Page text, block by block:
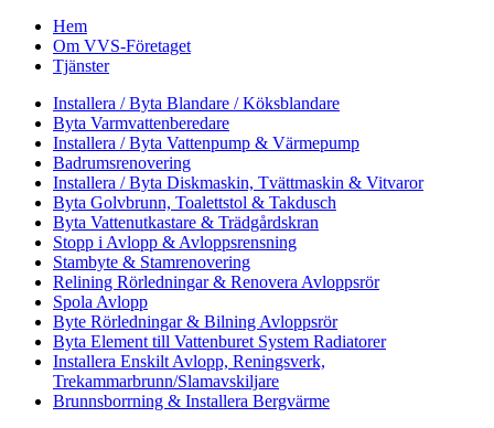
Hem
Om VVS-Företaget
Tjänster
Installera / Byta Blandare / Köksblandare
Byta Varmvattenberedare
Installera / Byta Vattenpump & Värmepump
Badrumsrenovering
Installera / Byta Diskmaskin, Tvättmaskin & Vitvaror
Byta Golvbrunn, Toalettstol & Takdusch
Byta Vattenutkastare & Trädgårdskran
Stopp i Avlopp & Avloppsrensning
Stambyte & Stamrenovering
Relining Rörledningar & Renovera Avloppsrör
Spola Avlopp
Byte Rörledningar & Bilning Avloppsrör
Byta Element till Vattenburet System Radiatorer
Installera Enskilt Avlopp, Reningsverk,
Trekammarbrunn/Slamavskiljare
Brunnsborrning & Installera Bergvärme